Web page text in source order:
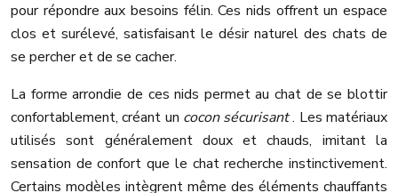
pour répondre aux besoins félin. Ces nids offrent un espace
clos et surélevé, satisfaisant le désir naturel des chats de
se percher et de se cacher.
La forme arrondie de ces nids permet au chat de se blottir
confortablement, créant un cocon sécurisant. Les matériaux
utilisés sont généralement doux et chauds, imitant la
sensation de confort que le chat recherche instinctivement.
Certains modèles intègrent même des éléments chauffants